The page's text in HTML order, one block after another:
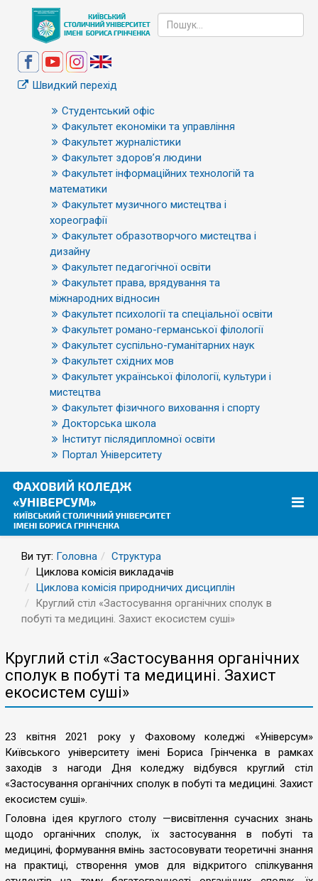
Швидкий перехід
Студентський офіс
Факультет економіки та управління
Факультет журналістики
Факультет здоров’я людини
Факультет інформаційних технологій та
математики
Факультет музичного мистецтва і
хореографії
Факультет образотворчого мистецтва і
дизайну
Факультет педагогічної освіти
Факультет права, врядування та
міжнародних відносин
Факультет психології та спеціальної освіти
Факультет романо-германської філології
Факультет суспільно-гуманітарних наук
Факультет східних мов
Факультет української філології, культури і
мистецтва
Факультет фізичного виховання і спорту
Докторська школа
Інститут післядипломної освіти
Портал Університету
Ви тут: Головна
Структура
Циклова комісія викладачів
Циклова комісія природничих дисциплін
Круглий стіл «Застосування органічних сполук в
побуті та медицині. Захист екосистем суші»
Круглий стіл «Застосування органічних
сполук в побуті та медицині. Захист
екосистем суші»
23 квітня 2021 року у Фаховому коледжі «Універсум»
Київського університету імені Бориса Грінченка в рамках
заходів з нагоди Дня коледжу відбувся круглий стіл
«Застосування органічних сполук в побуті та медицині. Захист
екосистем суші».
Головна ідея круглого столу —висвітлення сучасних знань
щодо органічних сполук, їх застосування в побуті та
медицині, формування вмінь застосовувати теоретичні знання
на практиці, створення умов для відкритого спілкування